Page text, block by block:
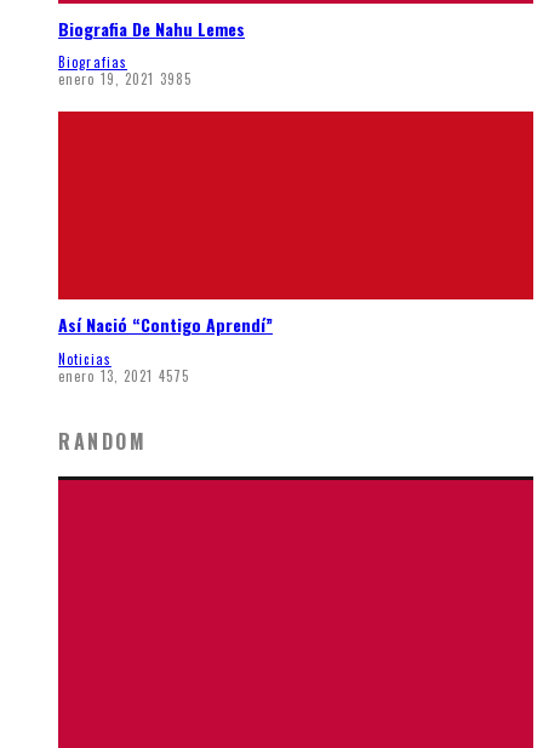
Biografia De Nahu Lemes
Biografias
enero 19, 2021 3985
Así Nació “Contigo Aprendí”
Noticias
enero 13, 2021 4575
RANDOM